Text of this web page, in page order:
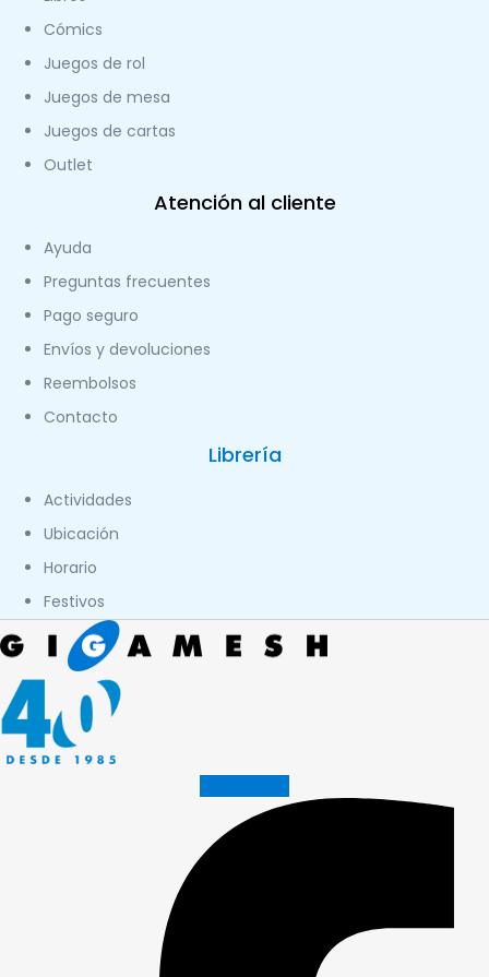
Cómics
Juegos de rol
Juegos de mesa
Juegos de cartas
Outlet
Atención al cliente
Ayuda
Preguntas frecuentes
Pago seguro
Envíos y devoluciones
Reembolsos
Contacto
Librería
Actividades
Ubicación
Horario
Festivos